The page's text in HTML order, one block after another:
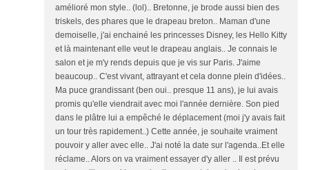
amélioré mon style.. (lol).. Bretonne, je brode aussi bien des
triskels, des phares que le drapeau breton.. Maman d'une
demoiselle, j'ai enchainé les princesses Disney, les Hello Kitty
et là maintenant elle veut le drapeau anglais.. Je connais le
salon et je m'y rends depuis que je vis sur Paris. J'aime
beaucoup.. C'est vivant, attrayant et cela donne plein d'idées..
Ma puce grandissant (ben oui.. presque 11 ans), je lui avais
promis qu'elle viendrait avec moi l'année dernière. Son pied
dans le plâtre lui a empêché le déplacement (moi j'y avais fait
un tour très rapidement..) Cette année, je souhaite vraiment
pouvoir y aller avec elle.. J'ai noté la date sur l'agenda..Et elle
réclame.. Alors on va vraiment essayer d'y aller .. Il est prévu